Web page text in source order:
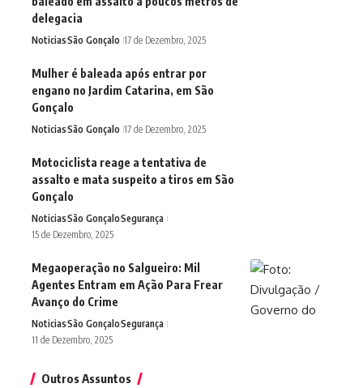
delegacia
NoticiasSão Gonçalo 17 de Dezembro, 2025
Mulher é baleada após entrar por
engano no Jardim Catarina, em São
Gonçalo
NoticiasSão Gonçalo 17 de Dezembro, 2025
Motociclista reage a tentativa de
assalto e mata suspeito a tiros em São
Gonçalo
NoticiasSão GonçaloSegurança
15 de Dezembro, 2025
Megaoperação no Salgueiro: Mil
Agentes Entram em Ação Para Frear
Avanço do Crime
NoticiasSão GonçaloSegurança
11 de Dezembro, 2025
Outros Assuntos